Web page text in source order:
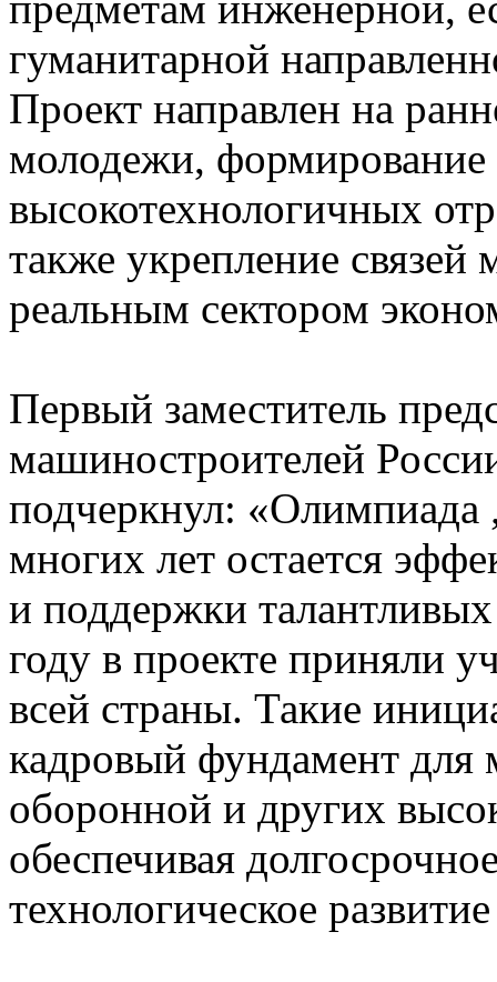
гуманитарной
Проект направлен на
молодежи, формирование
высокотехнологичных
также укрепление
реальным сектором
Первый заместитель
машиностроителей
подчеркнул: «Олимпиада
многих лет остается
и поддержки
году в проекте приняли
всей страны. Такие
кадровый фундамент для
оборонной и других
обеспечивая
технологическое